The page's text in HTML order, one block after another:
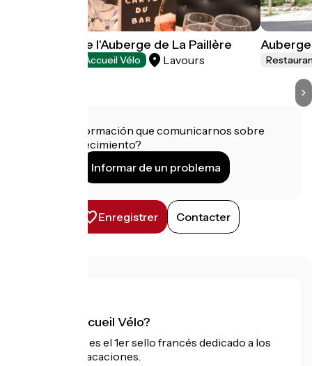
Restaurant de l'Auberge de La Paillère
Accueil Vélo Lavours
¿Tienes información que comunicarnos sobre
este establecimiento?
Informar de un problema
Enregistrer Contacter
¿Qué es Accueil Vélo?
Accueil Vélo es el 1er sello francés dedicado a los
ciclistas de vacaciones.